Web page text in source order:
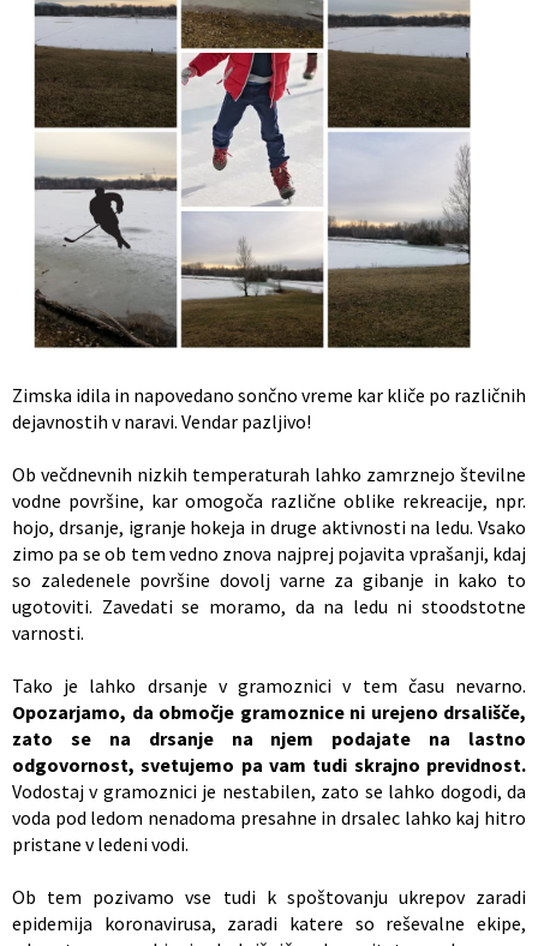
Zimska idila in napovedano sončno vreme kar kliče po različnih
dejavnostih v naravi. Vendar pazljivo!
Ob večdnevnih nizkih temperaturah lahko zamrznejo številne
vodne površine, kar omogoča različne oblike rekreacije, npr.
hojo, drsanje, igranje hokeja in druge aktivnosti na ledu. Vsako
zimo pa se ob tem vedno znova najprej pojavita vprašanji, kdaj
so zaledenele površine dovolj varne za gibanje in kako to
ugotoviti. Zavedati se moramo, da na ledu ni stoodstotne
varnosti.
Tako je lahko drsanje v gramoznici v tem času nevarno.
Opozarjamo, da območje gramoznice ni urejeno drsališče,
zato se na drsanje na njem podajate na lastno
odgovornost, svetujemo pa vam tudi skrajno previdnost.
Vodostaj v gramoznici je nestabilen, zato se lahko dogodi, da
voda pod ledom nenadoma presahne in drsalec lahko kaj hitro
pristane v ledeni vodi.
Ob tem pozivamo vse tudi k spoštovanju ukrepov zaradi
epidemija koronavirusa, zaradi katere so reševalne ekipe,
Vaške skupnosti
Uradne ure
Lokalne volitve
Prostorski akti občine
Kohezijski projekti